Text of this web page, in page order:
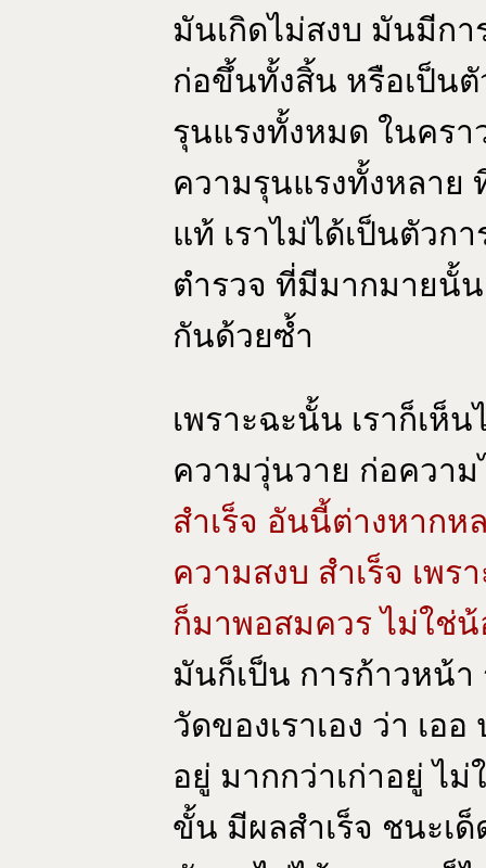
มันเกิดไม่สงบ มันมีกา
ก่อขึ้นทั้งสิ้น หรือเป็น
รุนแรงทั้งหมด ในครา
ความรุนแรงทั้งหลาย
แท้ เราไม่ได้เป็นตัวก
ตำรวจ ที่มีมากมายนั้
กันด้วยซ้ำ
เพราะฉะนั้น เราก็เห็
ความวุ่นวาย ก่อควา
สำเร็จ อันนี้ต่างหากห
ความสงบ สำเร็จ เพร
ก็มาพอสมควร ไม่ใช่
มันก็เป็น การก้าวหน้า
วัดของเราเอง ว่า เอ
อยู่ มากกว่าเก่าอยู่ ไม่
ขั้น มีผลสำเร็จ ชนะเ